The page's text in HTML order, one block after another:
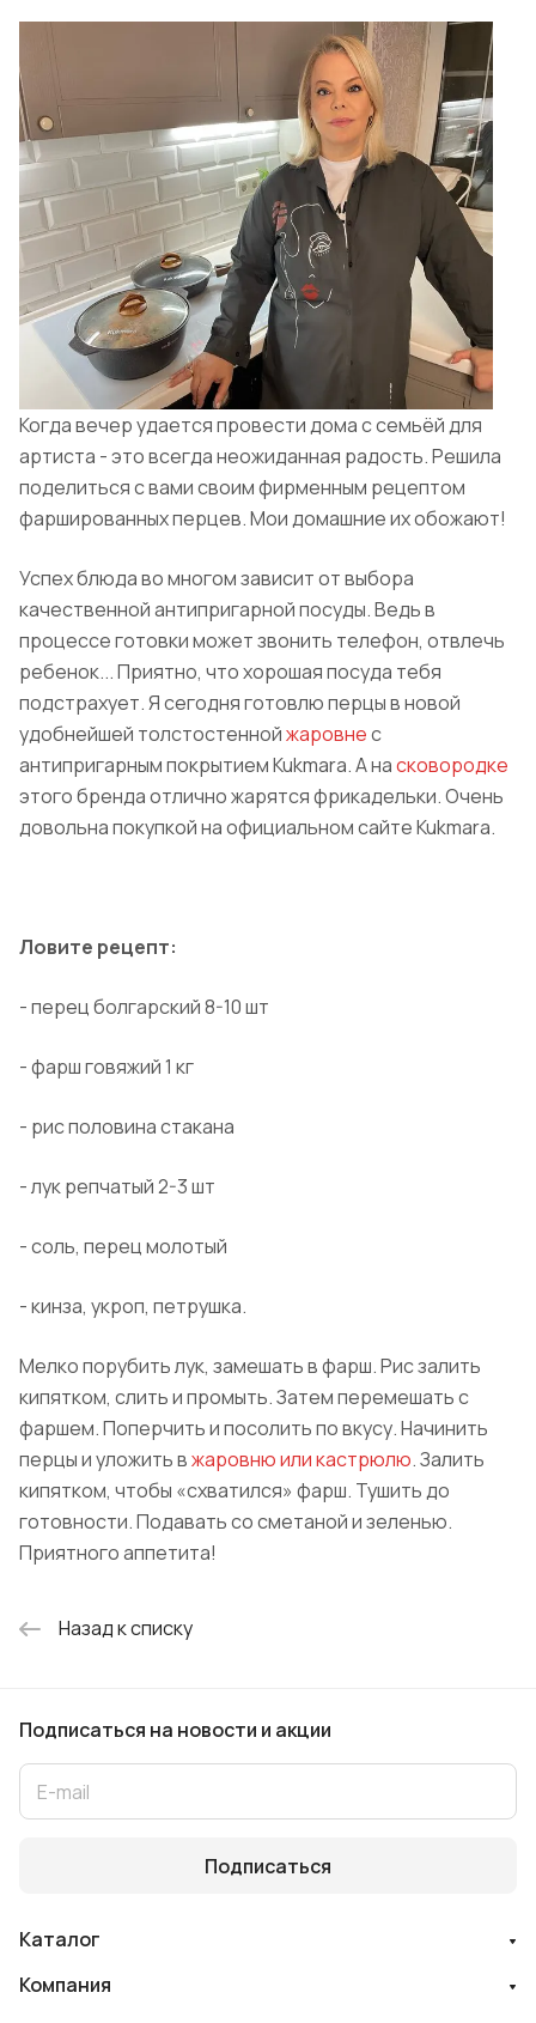
Когда вечер удается провести дома с семьёй для
артиста - это всегда неожиданная радость. Решила
поделиться с вами своим фирменным рецептом
фаршированных перцев. Мои домашние их обожают!
Успех блюда во многом зависит от выбора
качественной антипригарной посуды. Ведь в
процессе готовки может звонить телефон, отвлечь
ребенок... Приятно, что хорошая посуда тебя
подстрахует. Я сегодня готовлю перцы в новой
удобнейшей толстостеннойжаровнес
антипригарным покрытием Kukmara. А насковородке
этого бренда отлично жарятся фрикадельки. Очень
довольна покупкой на официальном сайте Kukmara.
Ловите рецепт:
- перец болгарский 8-10 шт
- фарш говяжий 1 кг
- рис половина стакана
- лук репчатый 2-3 шт
- соль, перец молотый
- кинза, укроп, петрушка.
Мелко порубить лук, замешать в фарш. Рис залить
кипятком, слить и промыть. Затем перемешать с
фаршем. Поперчить и посолить по вкусу. Начинить
перцы и уложить вжаровню или кастрюлю. Залить
кипятком, чтобы «схватился» фарш. Тушить до
готовности. Подавать со сметаной и зеленью.
Приятного аппетита!
Назад к списку
Подписаться на новости и акции
Подписаться
Каталог
Компания